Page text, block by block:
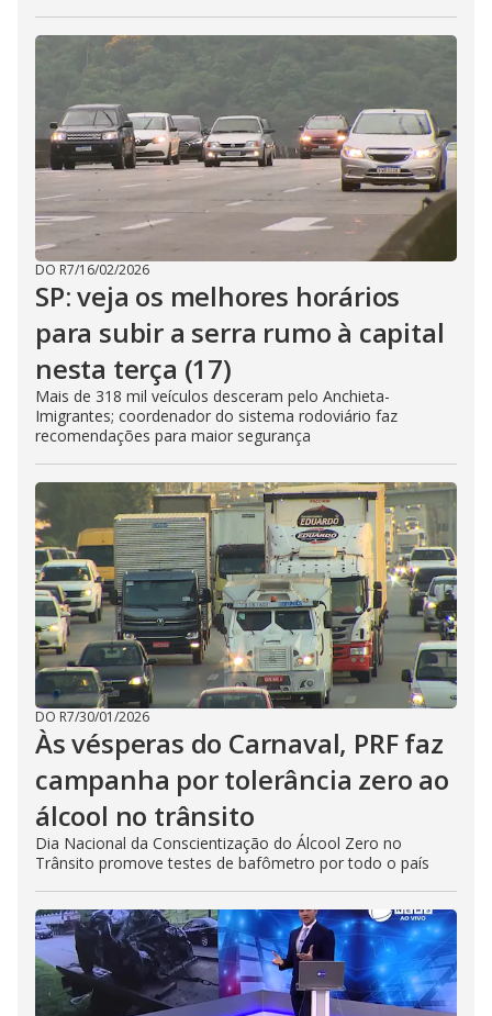
DO R7/16/02/2026
SP: veja os melhores horários
para subir a serra rumo à capital
nesta terça (17)
Mais de 318 mil veículos desceram pelo Anchieta-
Imigrantes; coordenador do sistema rodoviário faz
recomendações para maior segurança
DO R7/30/01/2026
Às vésperas do Carnaval, PRF faz
campanha por tolerância zero ao
álcool no trânsito
Dia Nacional da Conscientização do Álcool Zero no
Trânsito promove testes de bafômetro por todo o país